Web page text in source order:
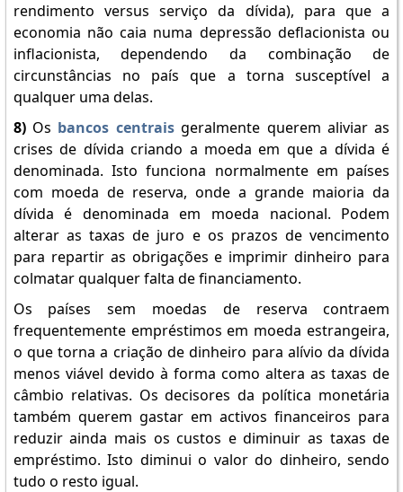
rendimento versus serviço da dívida), para que a
economia não caia numa depressão deflacionista ou
inflacionista, dependendo da combinação de
circunstâncias no país que a torna susceptível a
qualquer uma delas.
8) Os bancos centraisgeralmente querem aliviar as
crises de dívida criando a moeda em que a dívida é
denominada. Isto funciona normalmente em países
com moeda de reserva, onde a grande maioria da
dívida é denominada em moeda nacional. Podem
alterar as taxas de juro e os prazos de vencimento
para repartir as obrigações e imprimir dinheiro para
colmatar qualquer falta de financiamento.
Os países sem moedas de reserva contraem
frequentemente empréstimos em moeda estrangeira,
o que torna a criação de dinheiro para alívio da dívida
menos viável devido à forma como altera as taxas de
câmbio relativas. Os decisores da política monetária
também querem gastar em activos financeiros para
reduzir ainda mais os custos e diminuir as taxas de
empréstimo. Isto diminui o valor do dinheiro, sendo
tudo o resto igual.